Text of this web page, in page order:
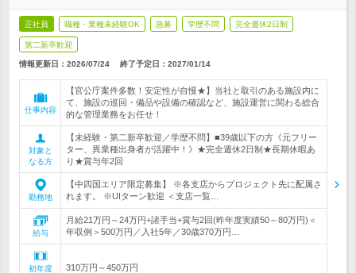
正社員 職種・業種未経験OK 急募 学歴不問 完全週休2日制
第二新卒歓迎
情報更新日：2026/07/24 終了予定日： 2027/01/14
仕事内容
【官公庁案件多数！安定性が自慢★】当社と取引のある施設内に
て、施設の巡回・備品や設備の確認など、施設運営に関わる総合
的な管理業務をお任せ！
対象と
なる方
【未経験・第二新卒歓迎／学歴不問】■39歳以下の方《元フリー
ター、異業種出身者が活躍中！》★完全週休2日制★長期休暇あ
り★賞与年2回
勤務地
【中四国エリア限定募集】 ※各支店からプロジェクト先に配属さ
れます。 ※UIターン歓迎 ＜支店一覧…
給与
月給21万円～24万円+諸手当+賞与2回(昨年度実績50～80万円)＜
年収例＞500万円／入社5年／30歳370万円…
初年度
310万円～450万円